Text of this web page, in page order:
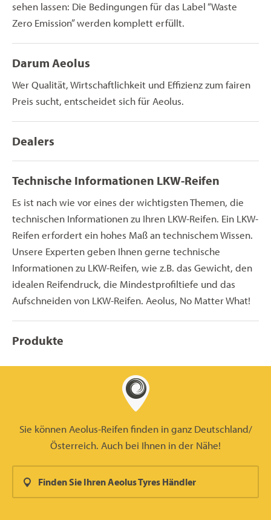
sehen lassen: Die Bedingungen für das Label “Waste
Zero Emission” werden komplett erfüllt.
Darum Aeolus
Wer Qualität, Wirtschaftlichkeit und Effizienz zum fairen
Preis sucht, entscheidet sich für Aeolus.
Dealers
Technische Informationen LKW-Reifen
Es ist nach wie vor eines der wichtigsten Themen, die
technischen Informationen zu Ihren LKW-Reifen. Ein LKW-
Reifen erfordert ein hohes Maß an technischem Wissen.
Unsere Experten geben Ihnen gerne technische
Informationen zu LKW-Reifen, wie z.B. das Gewicht, den
idealen Reifendruck, die Mindestprofiltiefe und das
Aufschneiden von LKW-Reifen. Aeolus, No Matter What!
Produkte
Sie können Aeolus-Reifen finden in ganz Deutschland/
Österreich. Auch bei Ihnen in der Nähe!
Finden Sie Ihren Aeolus Tyres Händler